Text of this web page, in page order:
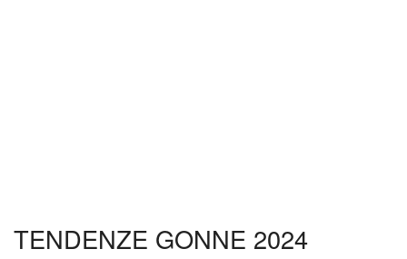
TENDENZE GONNE 2024